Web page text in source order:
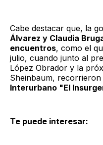
Cabe destacar que, la
Álvarez y Claudia
encuentros, como el
julio, cuando junto al
López Obrador y la
Sheinbaum,
Interurbano "El
Te puede interesar: